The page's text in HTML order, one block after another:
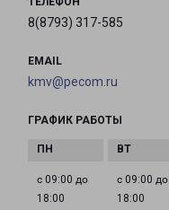
8(8793) 317-585
EMAIL
kmv@pecom.ru
ГРАФИК РАБОТЫ
с 09:00 до
18:00
с 09:00 до
18:00